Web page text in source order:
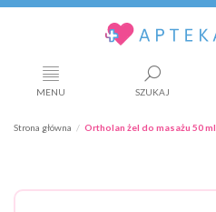
MENU SZUKAJ
Strona główna Ortholan żel do masażu 50 ml